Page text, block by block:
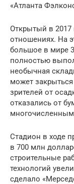
«Атланта
Открытый в 2017
отношениях. На
большое в мире
полностью
необычная
может
зрителей от
отказались от
Стадион в ходе
в 700 млн
строительные
технологий
сделало